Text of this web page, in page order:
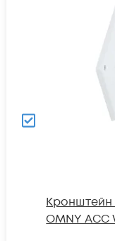
Кронштейн
OMNY ACC